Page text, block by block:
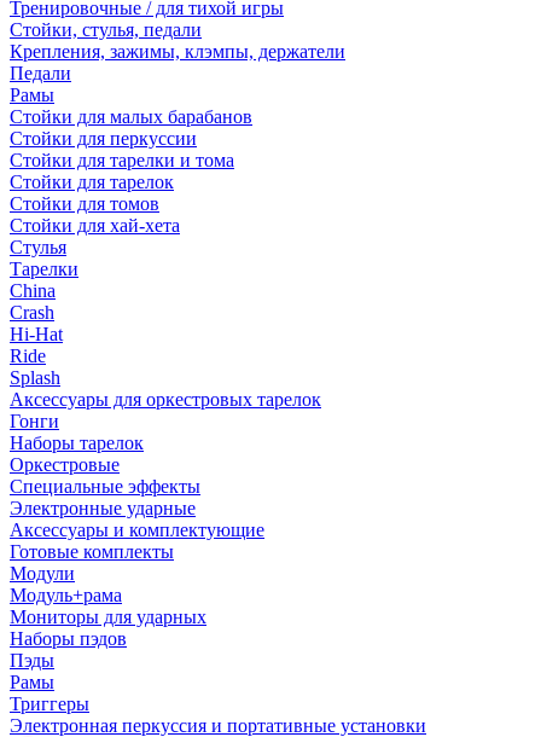
Тренировочные / для тихой игры
Стойки, стулья, педали
Крепления, зажимы, клэмпы, держатели
Педали
Рамы
Стойки для малых барабанов
Стойки для перкуссии
Стойки для тарелки и тома
Стойки для тарелок
Стойки для томов
Стойки для хай-хета
Стулья
Тарелки
China
Crash
Hi-Hat
Ride
Splash
Аксессуары для оркестровых тарелок
Гонги
Наборы тарелок
Оркестровые
Специальные эффекты
Электронные ударные
Аксессуары и комплектующие
Готовые комплекты
Модули
Модуль+рама
Мониторы для ударных
Наборы пэдов
Пэды
Рамы
Триггеры
Электронная перкуссия и портативные установки